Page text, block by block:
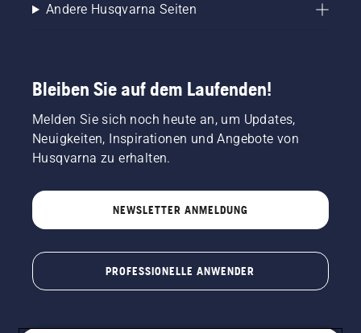
Andere Husqvarna Seiten
Bleiben Sie auf dem Laufenden!
Melden Sie sich noch heute an, um Updates,
Neuigkeiten, Inspirationen und Angebote von
Husqvarna zu erhalten.
NEWSLETTER ANMELDUNG
PROFESSIONELLE ANWENDER